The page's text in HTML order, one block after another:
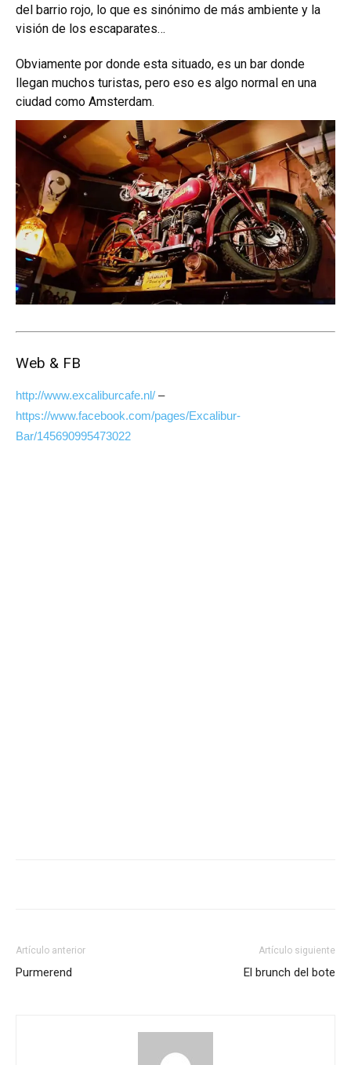
del barrio rojo, lo que es sinónimo de más ambiente y la
visión de los escaparates…
Obviamente por donde esta situado, es un bar donde
llegan muchos turistas, pero eso es algo normal en una
ciudad como Amsterdam.
Web & FB
http://www.excaliburcafe.nl/ –
https://www.facebook.com/pages/Excalibur-
Bar/145690995473022
Artículo anterior
Purmerend
Artículo siguiente
El brunch del bote